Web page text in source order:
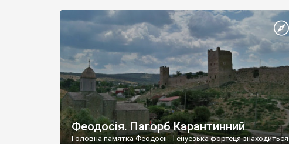
Феодосія. Пагорб Карантинний
Головна памятка Феодосії - Генуезька фортеця знаходиться